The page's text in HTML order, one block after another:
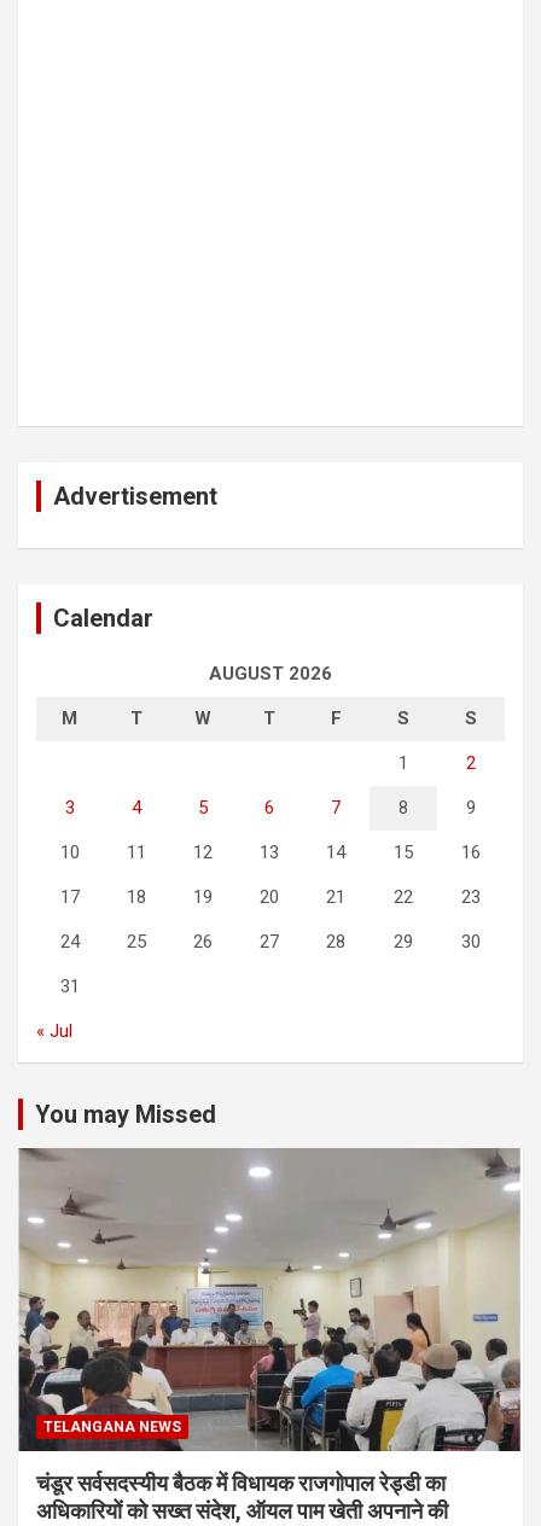
Advertisement
Calendar
AUGUST 2026
M T W T F S S
1 2
3 4 5 6 7 8 9
10 11 12 13 14 15 16
17 18 19 20 21 22 23
24 25 26 27 28 29 30
31
« Jul
You may Missed
TELANGANA NEWS
चंडूर सर्वसदस्यीय बैठक में विधायक राजगोपाल रेड्डी का
अधिकारियों को सख्त संदेश, ऑयल पाम खेती अपनाने की